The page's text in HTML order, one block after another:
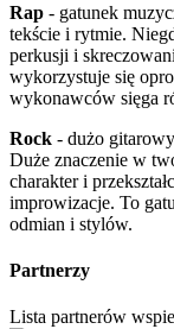
Rap - gatunek
tekście i rytmie.
perkusji i
wykorzystuje się
wykonawców sięga
Rock - dużo
Duże znaczenie w
charakter i
improwizacje. To
odmian i stylów.
Partnerzy
Lista partnerów